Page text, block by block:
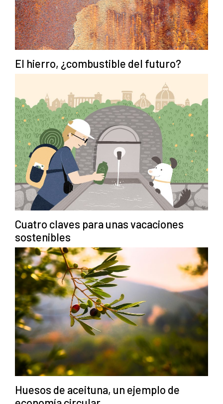
El hierro, ¿combustible del futuro?
Cuatro claves para unas vacaciones
sostenibles
Huesos de aceituna, un ejemplo de